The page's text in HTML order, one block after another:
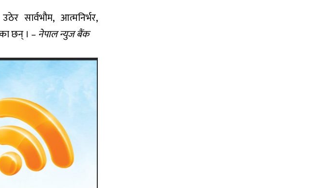
सार्वभौम, आत्मनिर्भर,
छन् । – नेपाल न्युज बैंक